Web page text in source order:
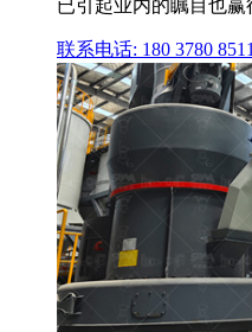
已引起业内的瞩目也赢
联系电话: 180 3780 8511